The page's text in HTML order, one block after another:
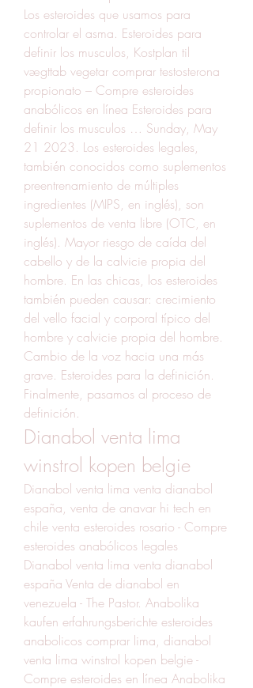
Los esteroides que usamos para
controlar el asma. Esteroides para
definir los musculos, Kostplan til
vægttab vegetar comprar testosterona
propionato – Compre esteroides
anabólicos en línea Esteroides para
definir los musculos … Sunday, May
21 2023. Los esteroides legales,
también conocidos como suplementos
preentrenamiento de múltiples
ingredientes (MIPS, en inglés), son
suplementos de venta libre (OTC, en
inglés). Mayor riesgo de caída del
cabello y de la calvicie propia del
hombre. En las chicas, los esteroides
también pueden causar: crecimiento
del vello facial y corporal típico del
hombre y calvicie propia del hombre.
Cambio de la voz hacia una más
grave. Esteroides para la definición.
Finalmente, pasamos al proceso de
definición.
Dianabol venta lima
winstrol kopen belgie
Dianabol venta lima venta dianabol
españa, venta de anavar hi tech en
chile venta esteroides rosario - Compre
esteroides anabólicos legales
Dianabol venta lima venta dianabol
españa Venta de dianabol en
venezuela - The Pastor. Anabolika
kaufen erfahrungsberichte esteroides
anabolicos comprar lima, dianabol
venta lima winstrol kopen belgie -
Compre esteroides en línea Anabolika